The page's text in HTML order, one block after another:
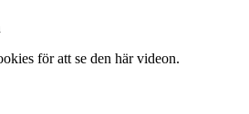
för att se den här videon.